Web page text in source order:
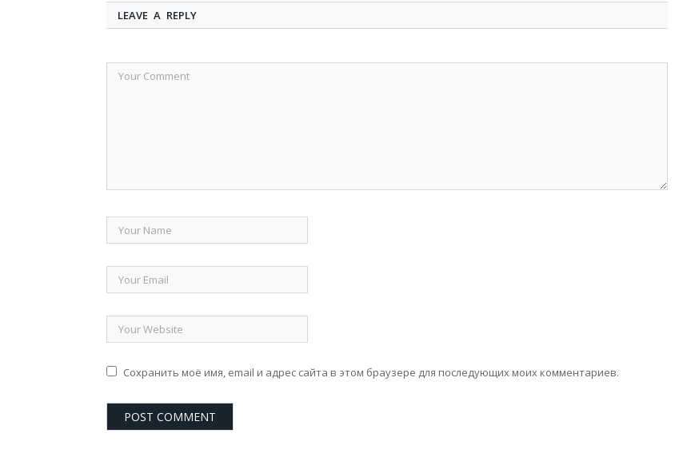
LEAVE A REPLY
Сохранить моё имя, email и адрес сайта в этом браузере для последующих моих комментариев.